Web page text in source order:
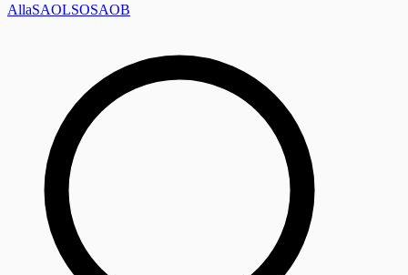
AllaSAOLSOSAOB